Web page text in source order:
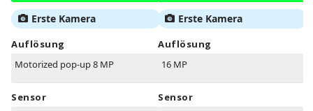
Erste Kamera
Auflösung
Motorized pop-up 8 MP
Sensor
Erste Kamera
Auflösung
16 MP
Sensor